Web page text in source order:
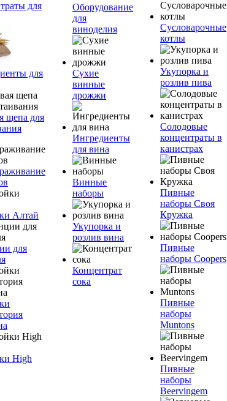
для
для
щепа для
Алтай
для
High
Оборудование
для
виноделия
Сухие
винные
дрожжи
Ингредиенты
для вина
Винные
наборы
Укупорка и
розлив вина
Концентрат
сока
Сусловарочные
котлы
Укупорка и
розлив пива
Солодовые
концентраты в
канистрах
Пивные
наборы Своя
Кружка
Пивные
наборы Coopers
Пивные
наборы
Muntons
Пивные
наборы
Beervingem